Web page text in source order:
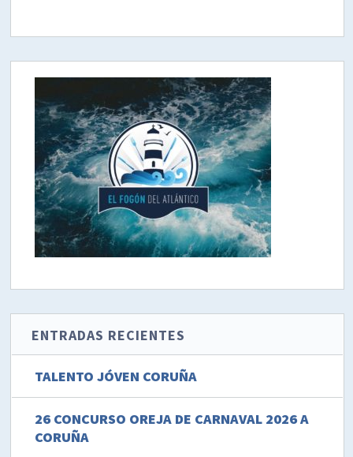
ENTRADAS RECIENTES
TALENTO JÓVEN CORUÑA
26 CONCURSO OREJA DE CARNAVAL 2026 A
CORUÑA